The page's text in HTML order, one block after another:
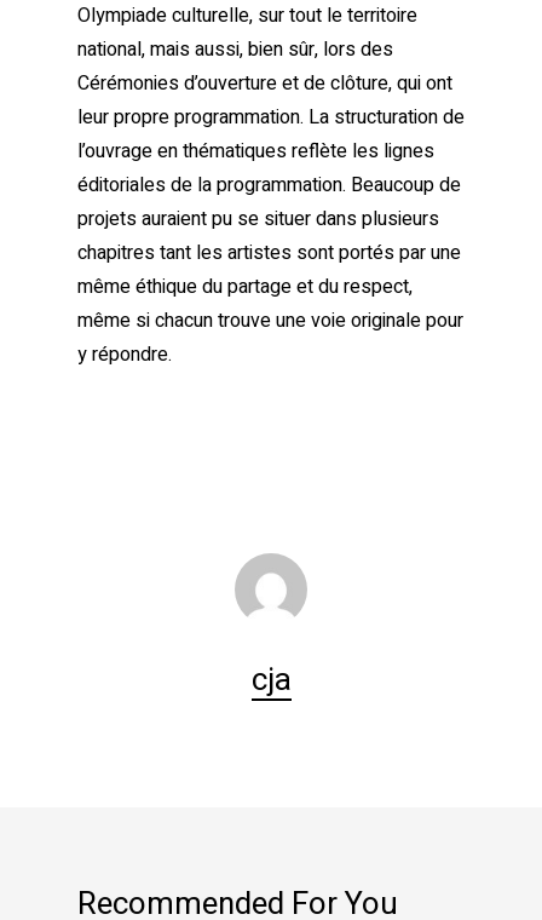
Olympiade culturelle, sur tout le territoire
national, mais aussi, bien sûr, lors des
Cérémonies d’ouverture et de clôture, qui ont
leur propre programmation. La structuration de
l’ouvrage en thématiques reflète les lignes
éditoriales de la programmation. Beaucoup de
projets auraient pu se situer dans plusieurs
chapitres tant les artistes sont portés par une
même éthique du partage et du respect,
même si chacun trouve une voie originale pour
y répondre.
cja
Recommended For You